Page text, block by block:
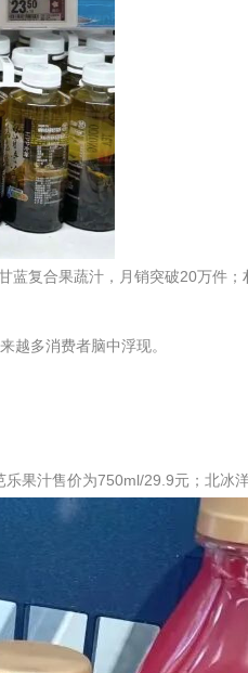
复合果蔬汁，月销突破20万件
越多消费者脑中浮现。
果汁售价为750ml/29.9元；北冰